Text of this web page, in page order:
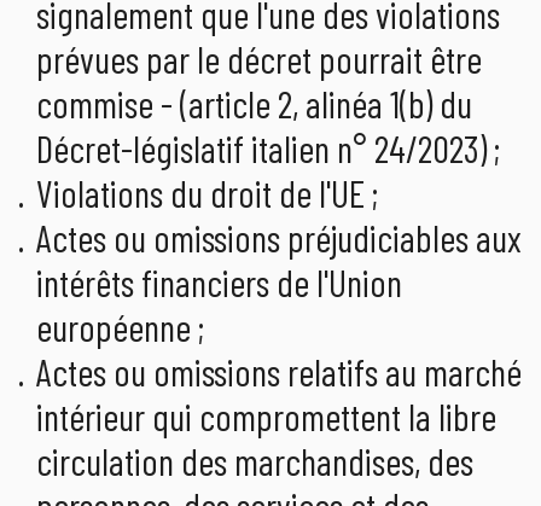
signalement que l'une des violations
prévues par le décret pourrait être
commise - (article 2, alinéa 1(b) du
Décret-législatif italien n° 24/2023) ;
Violations du droit de l'UE ;
Actes ou omissions préjudiciables aux
intérêts financiers de l'Union
européenne ;
Actes ou omissions relatifs au marché
intérieur qui compromettent la libre
circulation des marchandises, des